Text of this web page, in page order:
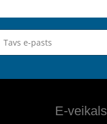
E-veikals